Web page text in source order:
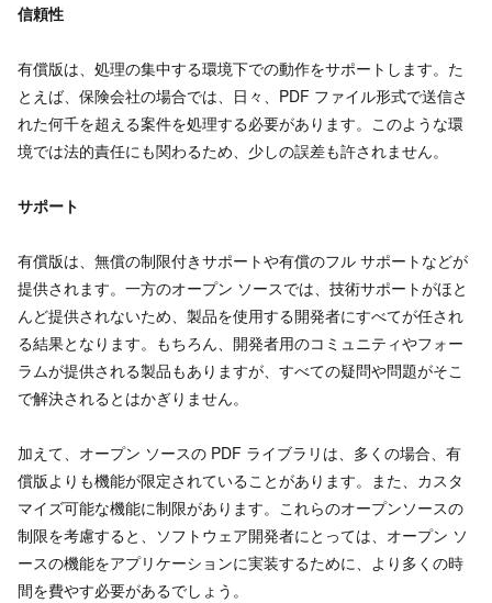
信頼性
有償版は、処理の集中する環境下での動作をサポートします。た
とえば、保険会社の場合では、日々、PDF ファイル形式で送信さ
れた何千を超える案件を処理する必要があります。このような環
境では法的責任にも関わるため、少しの誤差も許されません。
サポート
有償版は、無償の制限付きサポートや有償のフル サポートなどが
提供されます。一方のオープン ソースでは、技術サポートがほと
んど提供されないため、製品を使用する開発者にすべてが任され
る結果となります。もちろん、開発者用のコミュニティやフォー
ラムが提供される製品もありますが、すべての疑問や問題がそこ
で解決されるとはかぎりません。
加えて、オープン ソースの PDF ライブラリは、多くの場合、有
償版よりも機能が限定されていることがあります。また、カスタ
マイズ可能な機能に制限があります。これらのオープンソースの
制限を考慮すると、ソフトウェア開発者にとっては、オープン ソ
ースの機能をアプリケーションに実装するために、より多くの時
間を費やす必要があるでしょう。